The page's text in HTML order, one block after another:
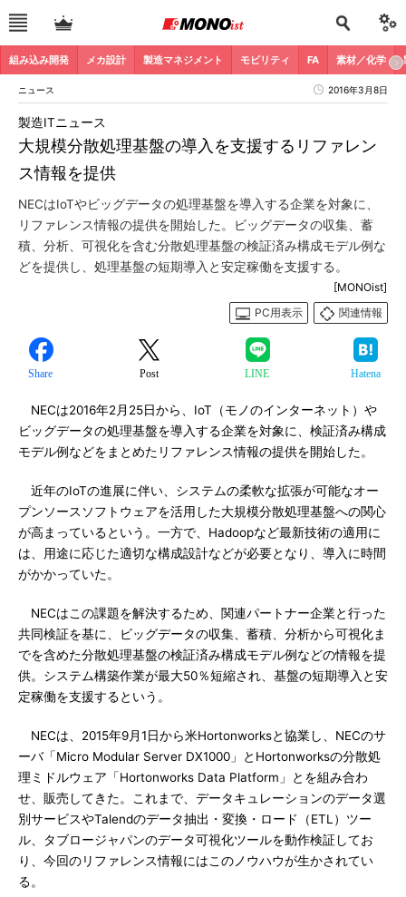
組み込み開発 メカ設計 製造マネジメント モビリティ FA 素材／化学
ニュース 2016年3月8日
大規模分散処理基盤の導入を支援するリファレン
ス情報を提供
製造ITニュース
NECはIoTやビッグデータの処理基盤を導入する企業を対象に、
リファレンス情報の提供を開始した。ビッグデータの収集、蓄
積、分析、可視化を含む分散処理基盤の検証済み構成モデル例な
どを提供し、処理基盤の短期導入と安定稼働を支援する。
[MONOist]
PC用表示
関連情報
Share Post LINE Hatena
NECは2016年2月25日から、IoT（モノのインターネット）や
ビッグデータの処理基盤を導入する企業を対象に、検証済み構成
モデル例などをまとめたリファレンス情報の提供を開始した。
近年のIoTの進展に伴い、システムの柔軟な拡張が可能なオー
プンソースソフトウェアを活用した大規模分散処理基盤への関心
が高まっているという。一方で、Hadoopなど最新技術の適用に
は、用途に応じた適切な構成設計などが必要となり、導入に時間
がかかっていた。
NECはこの課題を解決するため、関連パートナー企業と行った
共同検証を基に、ビッグデータの収集、蓄積、分析から可視化ま
でを含めた分散処理基盤の検証済み構成モデル例などの情報を提
供。システム構築作業が最大50％短縮され、基盤の短期導入と安
定稼働を支援するという。
NECは、2015年9月1日から米Hortonworksと協業し、NECのサ
ーバ「Micro Modular Server DX1000」とHortonworksの分散処
理ミドルウェア「Hortonworks Data Platform」とを組み合わ
せ、販売してきた。これまで、データキュレーションのデータ選
別サービスやTalendのデータ抽出・変換・ロード（ETL）ツー
ル、タブロージャパンのデータ可視化ツールを動作検証してお
り、今回のリファレンス情報にはこのノウハウが生かされてい
る。